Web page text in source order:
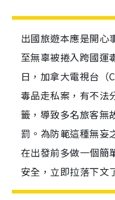
出國旅遊本應是開心
至無辜被捲入跨國運
日，加拿大電視台（
毒品走私案，有不法
籤，導致多名旅客無
罰。為防範這種無妄
在出發前多做一個簡
安全，立即拉落下文